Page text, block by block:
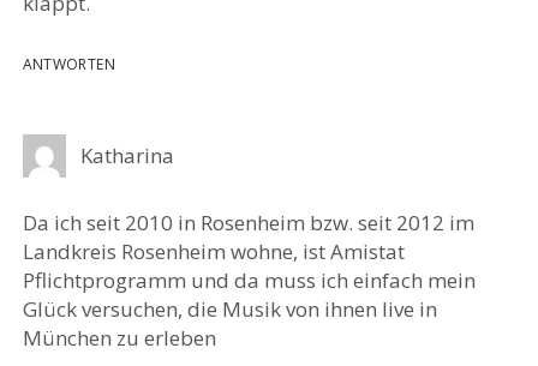
ANTWORTEN
Katharina
Da ich seit 2010 in Rosenheim bzw. seit 2012 im
Landkreis Rosenheim wohne, ist Amistat
Pflichtprogramm und da muss ich einfach mein
Glück versuchen, die Musik von ihnen live in
München zu erleben